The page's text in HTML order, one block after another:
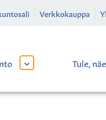
Verkkokauppa
AVAA
ALAVALIKKO
Tule,